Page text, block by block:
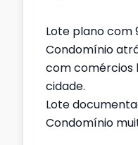
Lote plano com
Condomínio
com comércios
cidade.
Lote
Condomínio